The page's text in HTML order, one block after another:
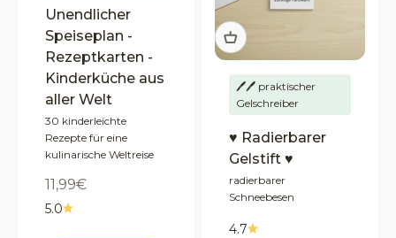
Unendlicher
Speiseplan -
Rezeptkarten -
Kinderküche aus
aller Welt
30 kinderleichte
Rezepte für eine
kulinarische Weltreise
Angebot
11,99€
5.0
🖊️🖊️ praktischer
Gelschreiber
♥ Radierbarer
Gelstift ♥
radierbarer
Schneebesen
4.7